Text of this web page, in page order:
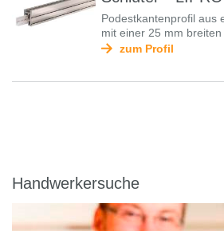
Podestkantenprofil aus
mit einer 25 mm breiten
zum Profil
Handwerkersuche